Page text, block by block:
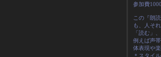
参加費
この『朗
も、人そ
「読む」
例えば声
体表現や
＊スタイ